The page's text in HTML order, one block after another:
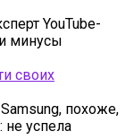
YouTube-
минусы
своих
похоже,
не успела